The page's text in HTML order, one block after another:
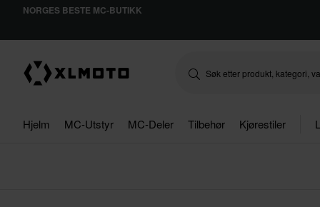
NORGES BESTE MC-BUTIKK
Hjelm MC-Utstyr MC-Deler Tilbehør Kjørestiler